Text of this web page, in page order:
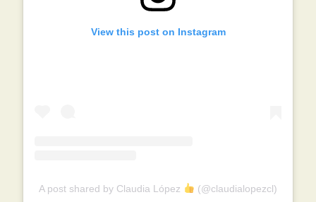
View this post on Instagram
A post shared by Claudia López (@claudialopezcl)